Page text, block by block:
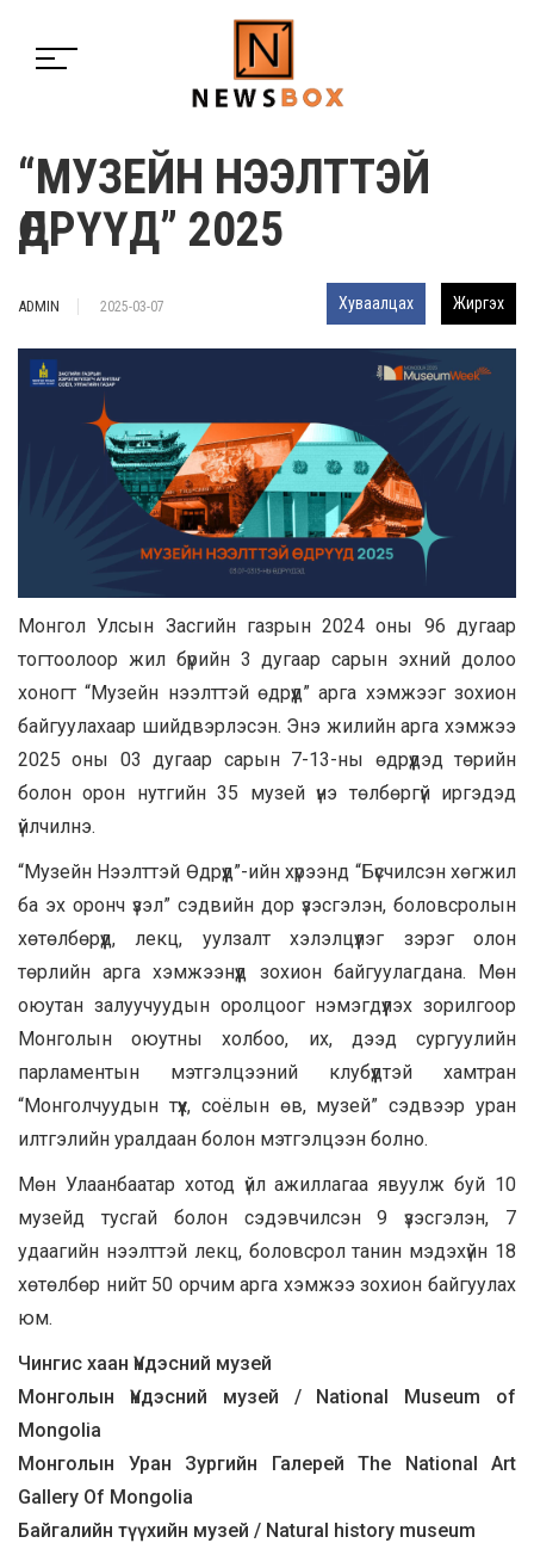
“МУЗЕЙН НЭЭЛТТЭЙ
ӨДРҮҮД” 2025
ADMIN 2025-03-07 Хуваалцах Жиргэх
Монгол Улсын Засгийн газрын 2024 оны 96 дугаар
тогтоолоор жил бүрийн 3 дугаар сарын эхний долоо
хоногт “Музейн нээлттэй өдрүүд” арга хэмжээг зохион
байгуулахаар шийдвэрлэсэн. Энэ жилийн арга хэмжээ
2025 оны 03 дугаар сарын 7-13-ны өдрүүдэд төрийн
болон орон нутгийн 35 музей үнэ төлбөргүй иргэдэд
үйлчилнэ.
“Музейн Нээлттэй Өдрүүд”-ийн хүрээнд “Бүсчилсэн хөгжил
ба эх оронч үзэл” сэдвийн дор үзэсгэлэн, боловсролын
хөтөлбөрүүд, лекц, уулзалт хэлэлцүүлэг зэрэг олон
төрлийн арга хэмжээнүүд зохион байгуулагдана. Мөн
оюутан залуучуудын оролцоог нэмэгдүүлэх зорилгоор
Монголын оюутны холбоо, их, дээд сургуулийн
парламентын мэтгэлцээний клубүүдтэй хамтран
“Монголчуудын түүх, соёлын өв, музей” сэдвээр уран
илтгэлийн уралдаан болон мэтгэлцээн болно.
Мөн Улаанбаатар хотод үйл ажиллагаа явуулж буй 10
музейд тусгай болон сэдэвчилсэн 9 үзэсгэлэн, 7
удаагийн нээлттэй лекц, боловсрол танин мэдэхүйн 18
хөтөлбөр нийт 50 орчим арга хэмжээ зохион байгуулах
юм.
Чингис хаан Үндэсний музей
Монголын Үндэсний музей / National Museum of
Mongolia
Монголын Уран Зургийн Галерей The National Art
Gallery Of Mongolia
Байгалийн түүхийн музей / Natural history museum